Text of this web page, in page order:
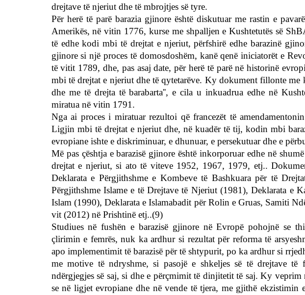
drejtave të njeriut dhe të mbrojtjes së tyre.
Për herë të parë barazia gjinore është diskutuar me rastin e
Amerikës, në vitin 1776, kurse me shpalljen e Kushtetutës së
të edhe kodi mbi të drejtat e njeriut, përfshirë edhe barazinë
gjinore si një proces të domosdoshëm, kanë qenë iniciatorët e
të vitit 1789, dhe, pas asaj date, për herë të parë në historinë
mbi të drejtat e njeriut dhe të qytetarëve. Ky dokument fillonte
dhe me të drejta të barabarta'', e cila u inkuadrua edhe në
miratua në vitin 1791.
Nga ai proces i miratuar rezultoi që francezët të
Ligjin mbi të drejtat e njeriut dhe, në kuadër të tij, kodin mbi
evropiane ishte e diskriminuar, e dhunuar, e persekutuar dhe e
Më pas çështja e barazisë gjinore është inkorporuar edhe në
drejtat e njeriut, si ato të viteve 1952, 1967, 1979, etj..
Deklarata e Përgjithshme e Kombeve të Bashkuara për të
Përgjithshme Islame e të Drejtave të Njeriut (1981), Deklarata e
Islam (1990), Deklarata e Islamabadit për Rolin e Gruas, Samiti
vit (2012) në Prishtinë etj..(9)
Studiues në fushën e barazisë gjinore në Evropë pohojnë se
çlirimin e femrës, nuk ka ardhur si rezultat për reforma të
apo implementimit të barazisë për të shtypurit, po ka ardhur si
me motive të ndryshme, si pasojë e shkeljes së të drejtave të
ndërgjegjes së saj, si dhe e përçmimit të dinjitetit të saj. Ky
se në ligjet evropiane dhe në vende të tjera, me gjithë